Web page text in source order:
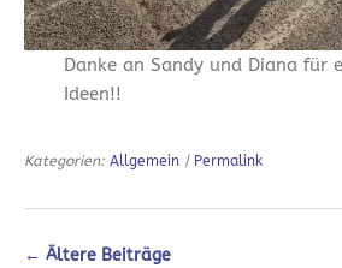
Danke an Sandy und Diana für
Ideen!!
Kategorien: Allgemein | Permalink
← Ältere Beiträge